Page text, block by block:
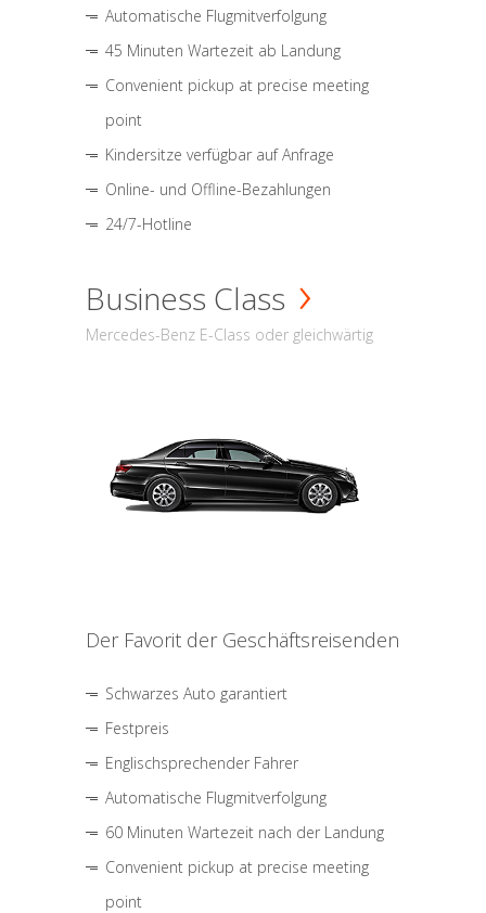
Automatische Flugmitverfolgung
45 Minuten Wartezeit ab Landung
Convenient pickup at precise meeting
point
Kindersitze verfügbar auf Anfrage
Online- und Offline-Bezahlungen
24/7-Hotline
Business Class
Mercedes-Benz E-Class oder gleichwärtig
Der Favorit der Geschäftsreisenden
Schwarzes Auto garantiert
Festpreis
Englischsprechender Fahrer
Automatische Flugmitverfolgung
60 Minuten Wartezeit nach der Landung
Convenient pickup at precise meeting
point